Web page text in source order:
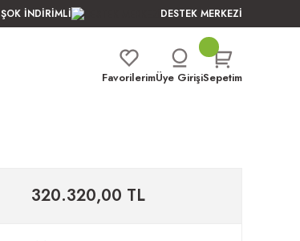
ŞOK İNDİRİMLİ DESTEK MERKEZİ
FavorilerimÜye GirişiSepetim
320.320,00 TL